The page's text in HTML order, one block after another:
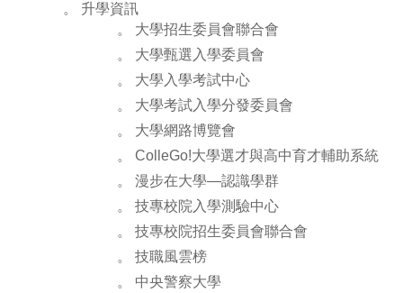
。 升學資訊
。 大學招生委員會聯合會
。 大學甄選入學委員會
。 大學入學考試中心
。 大學考試入學分發委員會
。 大學網路博覽會
。 ColleGo!大學選才與高中育才輔助系統
。 漫步在大學—認識學群
。 技專校院入學測驗中心
。 技專校院招生委員會聯合會
。 技職風雲榜
。 中央警察大學